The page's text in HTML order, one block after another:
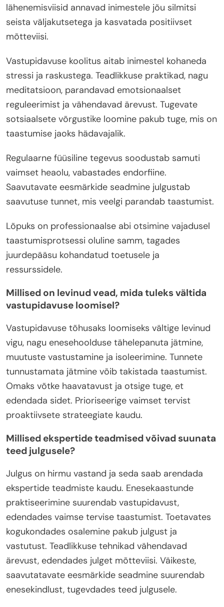
lähenemisviisid annavad inimestele jõu silmitsi
seista väljakutsetega ja kasvatada positiivset
mõtteviisi.
Vastupidavuse koolitus aitab inimestel kohaneda
stressi ja raskustega. Teadlikkuse praktikad, nagu
meditatsioon, parandavad emotsionaalset
reguleerimist ja vähendavad ärevust. Tugevate
sotsiaalsete võrgustike loomine pakub tuge, mis on
taastumise jaoks hädavajalik.
Regulaarne füüsiline tegevus soodustab samuti
vaimset heaolu, vabastades endorfiine.
Saavutavate eesmärkide seadmine julgustab
saavutuse tunnet, mis veelgi parandab taastumist.
Lõpuks on professionaalse abi otsimine vajadusel
taastumisprotsessi oluline samm, tagades
juurdepääsu kohandatud toetusele ja
ressurssidele.
Millised on levinud vead, mida tuleks vältida
vastupidavuse loomisel?
Vastupidavuse tõhusaks loomiseks vältige levinud
vigu, nagu enesehoolduse tähelepanuta jätmine,
muutuste vastustamine ja isoleerimine. Tunnete
tunnustamata jätmine võib takistada taastumist.
Omaks võtke haavatavust ja otsige tuge, et
edendada sidet. Prioriseerige vaimset tervist
proaktiivsete strateegiate kaudu.
Millised ekspertide teadmised võivad suunata
teed julgusele?
Julgus on hirmu vastand ja seda saab arendada
ekspertide teadmiste kaudu. Enesekaastunde
praktiseerimine suurendab vastupidavust,
edendades vaimse tervise taastumist. Toetavates
kogukondades osalemine pakub julgust ja
vastutust. Teadlikkuse tehnikad vähendavad
ärevust, edendades julget mõtteviisi. Väikeste,
saavutatavate eesmärkide seadmine suurendab
enesekindlust, tugevdades teed julgusele.